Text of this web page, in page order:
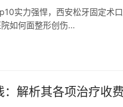
实力强悍，西安松牙固定术
如何面整形创伤…
解析其各项治疗收